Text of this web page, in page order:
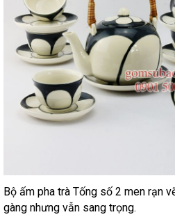
Bộ ấm pha trà Tống số 2 men rạn
gàng nhưng vẫn sang trọng.